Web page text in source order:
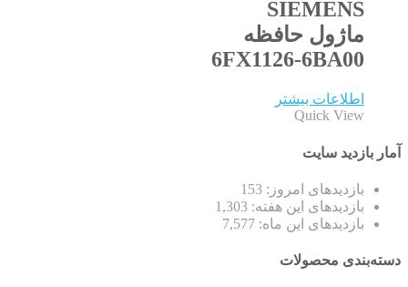
SIEMENS
ماژول حافظه
6FX1126-6BA00
اطلاعات بیشتر
Quick View
آمار بازدید سایت
بازدیدهای امروز: 153
بازدیدهای این هفته: 1,303
بازدیدهای این ماه: 7,577
دسته‌بندی محصولات